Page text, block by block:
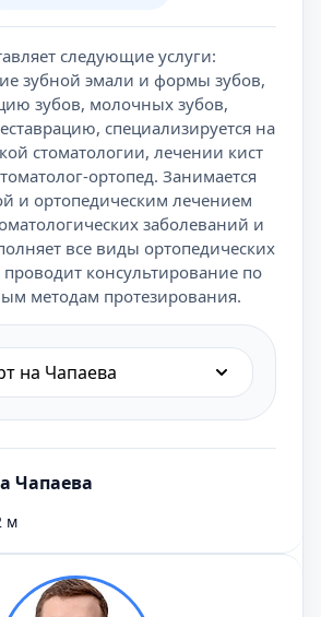
следующие услуги:
зубной эмали и формы зубов,
зубов, молочных зубов,
специализируется на
стоматологии, лечении кист
ортопед. Занимается
и ортопедическим лечением
заболеваний и
все виды ортопедических
проводит консультирование по
методам протезирования.
на Чапаева
Чапаева
м